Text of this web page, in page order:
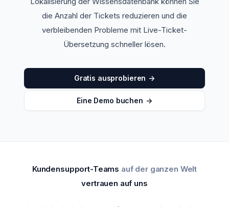
die Anzahl der Tickets reduzieren und die
verbleibenden Probleme mit Live-Ticket-
Übersetzung schneller lösen.
Gratis ausprobieren ->
Eine Demo buchen ->
Kundensupport-Teams auf der ganzen Welt
vertrauen auf uns